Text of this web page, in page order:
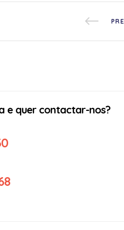
e quer contactar-nos?